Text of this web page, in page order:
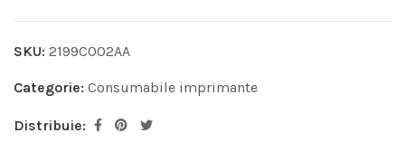
SKU: 2199C002AA
Categorie: Consumabile imprimante
Distribuie: